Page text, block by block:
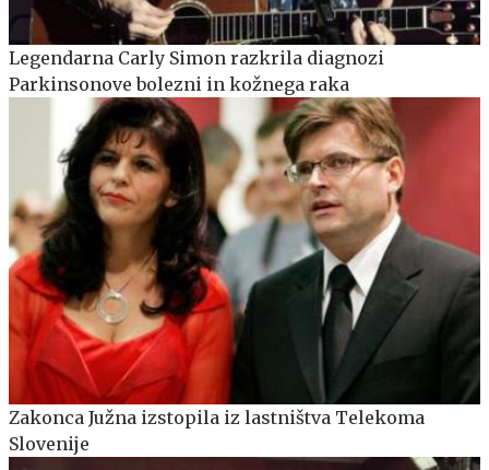
Legendarna Carly Simon razkrila diagnozi
Parkinsonove bolezni in kožnega raka
Zakonca Južna izstopila iz lastništva Telekoma
Slovenije